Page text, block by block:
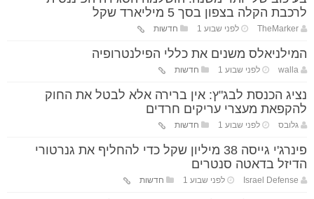
לרכבת הקלה בצפון בסך 5 מיליארד שקל
TheMarker לפני שבוע 1 חדשות
המילניאלס משנים את כללי הפילנטרופיה
walla לפני שבוע 1 חדשות
נציג הכנסת לבג"ץ: אין ברירה אלא לבטל את החוק
להקפאת מעצרי עריקים חרדים
גלובס לפני שבוע 1 חדשות
פינרג'י גייסה 38 מיליון שקל כדי להחליף את גנרטורי
הדיזל בדאטה סנטרים
Israel Defense לפני שבוע 1 חדשות